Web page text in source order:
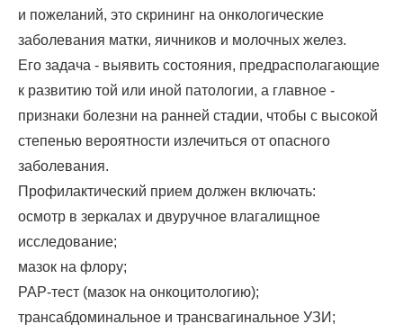
и пожеланий, это скрининг на онкологические
заболевания матки, яичников и молочных желез.
Его задача - выявить состояния, предрасполагающие
к развитию той или иной патологии, а главное -
признаки болезни на ранней стадии, чтобы с высокой
степенью вероятности излечиться от опасного
заболевания.
Профилактический прием должен включать:
осмотр в зеркалах и двуручное влагалищное
исследование;
мазок на флору;
РАР-тест (мазок на онкоцитологию);
трансабдоминальное и трансвагинальное УЗИ;